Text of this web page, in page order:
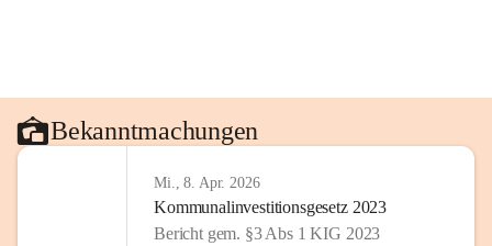
Bekanntmachungen
Mi., 8. Apr. 2026
Kommunalinvestitionsgesetz 2023
Bericht gem. §3 Abs 1 KIG 2023